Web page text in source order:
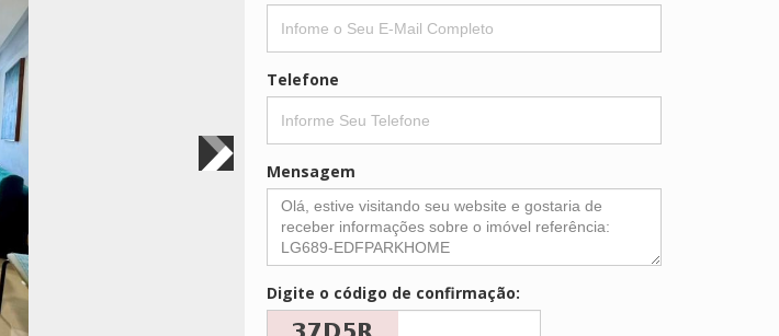
Telefone
Mensagem
Digite o código de confirmação: